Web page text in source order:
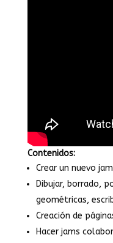
Contenidos:
Crear un nuevo
Dibujar, borrado,
geométricas,
Creación de
Hacer jams